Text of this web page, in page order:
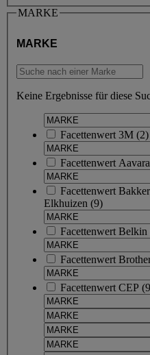
MARKE
MARKE
Keine Ergebnisse für diese
Facettenwert 3M (2)
Facettenwert Aavara
Facettenwert
Elkhuizen (9)
Facettenwert Belkin
Facettenwert
Facettenwert CEP (9